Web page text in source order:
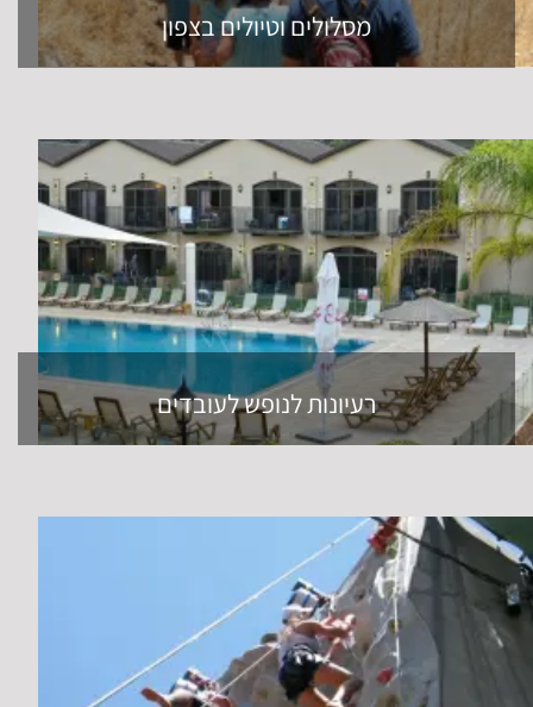
מסלולים וטיולים בצפון
רעיונות לנופש לעובדים